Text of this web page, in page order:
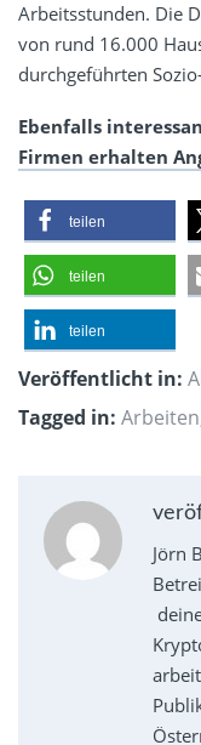
Arbeitsstunden. Die
von rund 16.000
durchgeführten
Ebenfalls
Firmen erhalten
teilen
teilen
teilen
Veröffentlicht in:
Tagged in: Arbeiten
Jörn